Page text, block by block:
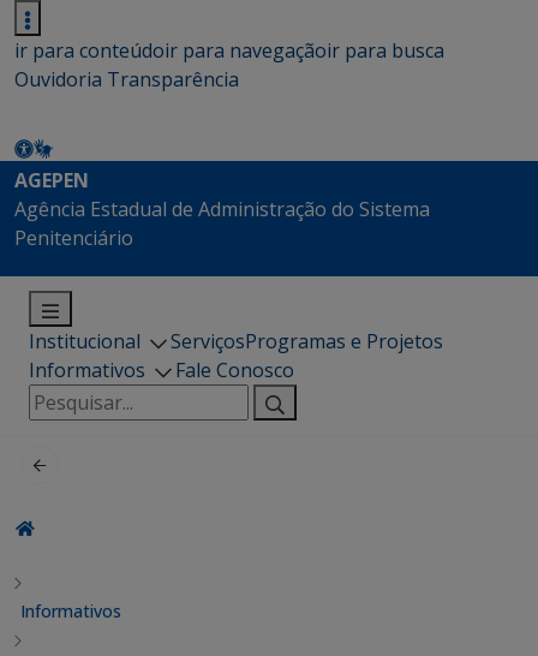
ir para conteúdoir para navegaçãoir para busca
Ouvidoria Transparência
AGEPEN
Agência Estadual de Administração do Sistema
Penitenciário
Institucional ServiçosProgramas e Projetos
Informativos
Fale Conosco
Pesquisar
por:
Informativos